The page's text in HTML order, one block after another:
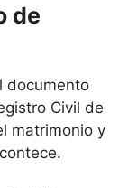
de
documento
Civil de
matrimonio y